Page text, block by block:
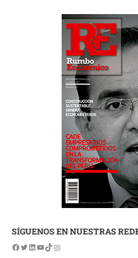
SÍGUENOS EN NUESTRAS